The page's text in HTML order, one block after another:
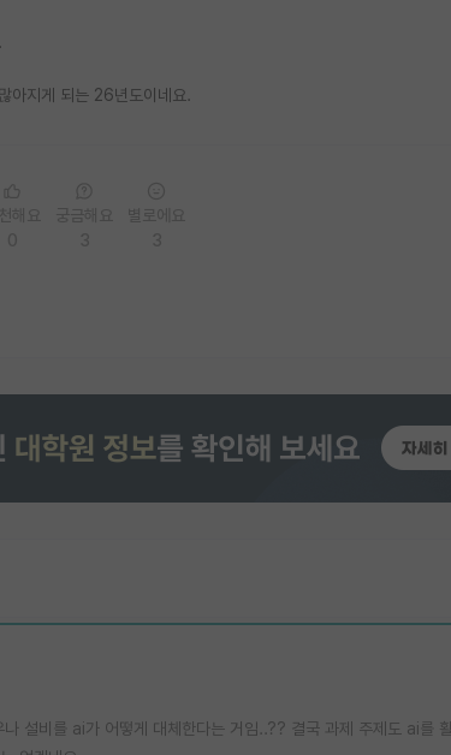
아지게 되는 26년도이네요.
설비를 ai가 어떻게 대체한다는 거임..?? 결국 과제 주제도 ai를